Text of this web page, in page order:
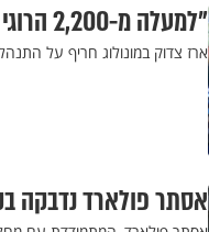
"למעלה מ-2,200 הרוגי קורונה תחת הממשלה הנוכחית – והתקשורת שותקת"
ארז צדוק במונולוג חריף על
אסתר פולארד נדבקה